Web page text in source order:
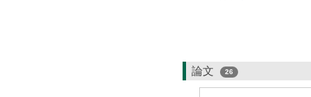
論文 26